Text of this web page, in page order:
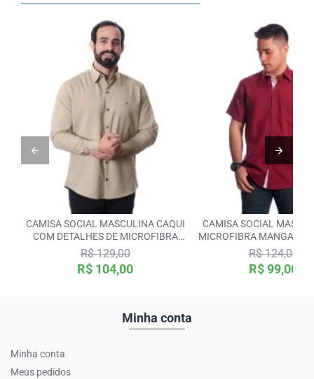
CAMISA SOCIAL MASCULINA CAQUI
COM DETALHES DE MICROFIBRA
MANGA LONGA
R$ 104,00
R$ 129,00
CAMISA SOCIAL
MICROFIBRA MANGA
DETALHE VINHO
R$ 99,00
R$ 124,00
Minha conta
Minha conta
Meus pedidos